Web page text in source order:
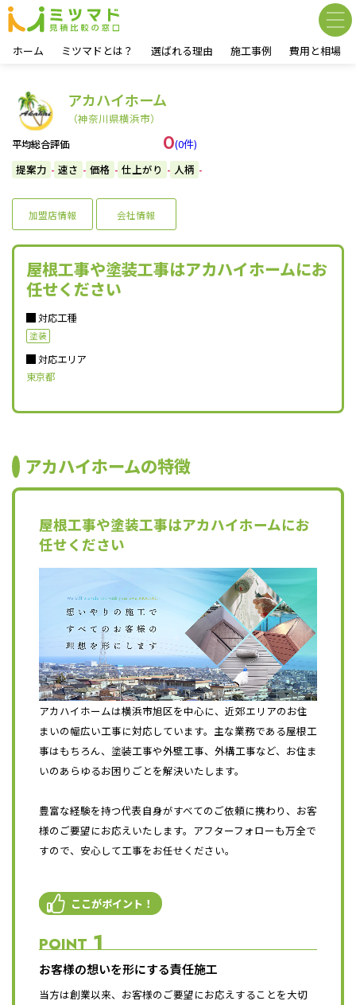
ホーム ミツマドとは？ 選ばれる理由 施工事例 費用と相場
平均総合評価 0(0件)
提案力 - 速さ - 価格 - 仕上がり - 人柄 -
アカハイホーム
（神奈川県横浜市）
加盟店情報 会社情報
屋根工事や塗装工事はアカハイホームにお
任せください
対応工種
塗装
対応エリア
東京都
アカハイホームの特徴
屋根工事や塗装工事はアカハイホームにお
任せください
アカハイホームは横浜市旭区を中心に、近郊エリアのお住
まいの幅広い工事に対応しています。主な業務である屋根工
事はもちろん、塗装工事や外壁工事、外構工事など、お住ま
いのあらゆるお困りごとを解決いたします。
豊富な経験を持つ代表自身がすべてのご依頼に携わり、お客
様のご要望にお応えいたします。アフターフォローも万全で
すので、安心して工事をお任せください。
ここがポイント！
POINT 1
お客様の想いを形にする責任施工
当方は創業以来、お客様のご要望にお応えすることを大切